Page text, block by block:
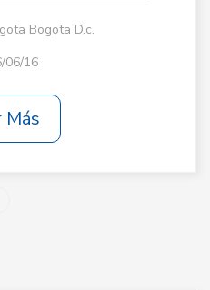
Bogota D.c.
06/16
Más